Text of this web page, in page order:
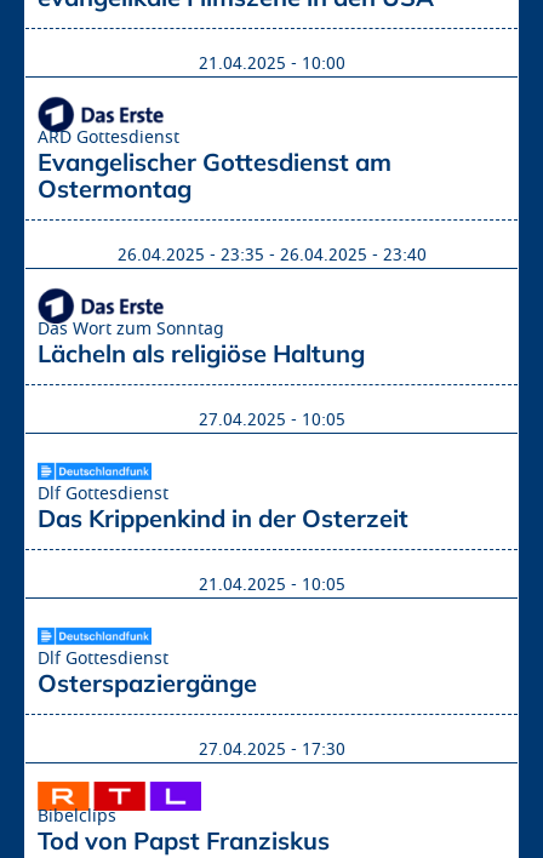
21.04.2025 - 10:00
ARD Gottesdienst
Evangelischer Gottesdienst am
Ostermontag
26.04.2025 - 23:35 - 26.04.2025 - 23:40
Das Wort zum Sonntag
Lächeln als religiöse Haltung
27.04.2025 - 10:05
Dlf Gottesdienst
Das Krippenkind in der Osterzeit
21.04.2025 - 10:05
Dlf Gottesdienst
Osterspaziergänge
27.04.2025 - 17:30
Bibelclips
Tod von Papst Franziskus